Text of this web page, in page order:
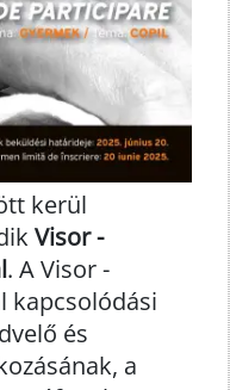
kerül
Visor -
. A Visor -
kapcsolódási
és
a